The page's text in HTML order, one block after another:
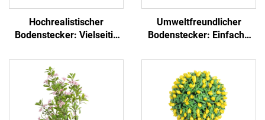
Hochrealistischer
Bodenstecker: Vielseitig
gewerbliche
Landschaftsgestaltung
Umweltfreundlicher
Bodenstecker: Einfache
immergrün